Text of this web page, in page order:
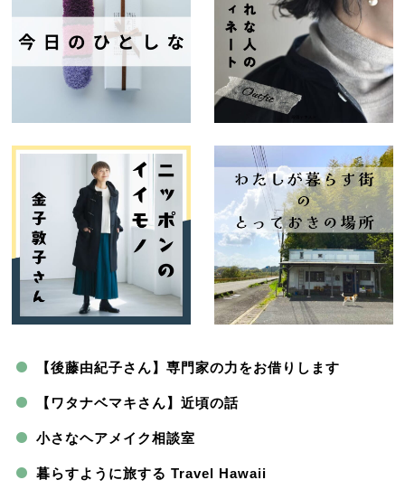
【後藤由紀子さん】専門家の力をお借りします
【ワタナベマキさん】近頃の話
小さなヘアメイク相談室
暮らすように旅する Travel Hawaii